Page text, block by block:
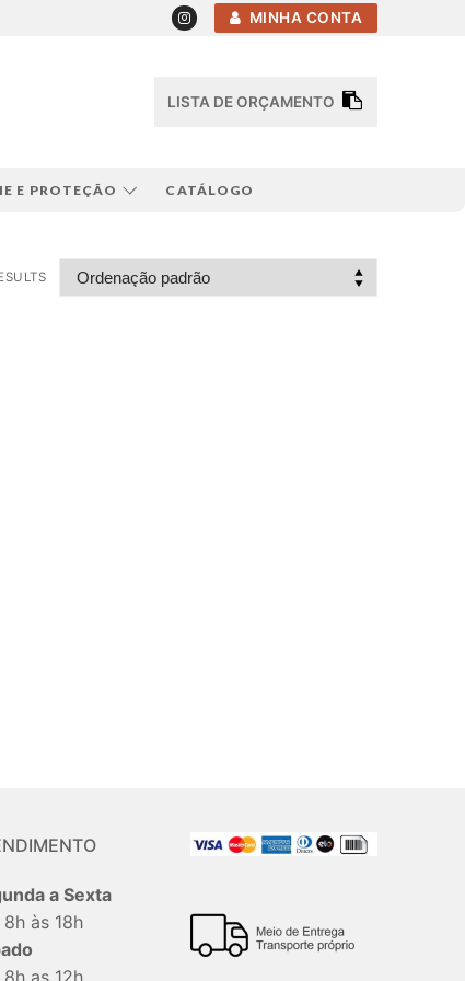
MINHA CONTA
LISTA DE ORÇAMENTO
E PROTEÇÃO CATÁLOGO
a Sexta
8h às 18h
8h as 12h